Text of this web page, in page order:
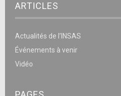
ARTICLES
Actualités de l’INSAS
Événements à venir
Vidéo